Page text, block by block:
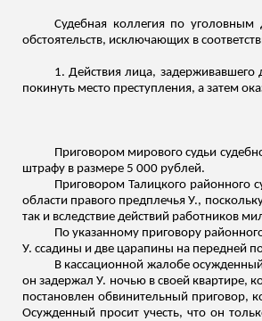
Судебная коллегия по
обстоятельств, исключающих в
1. Действия лица,
покинуть место преступления, а затем
Приговором мирового судьи
штрафу в размере 5 000 рублей.
Приговором Талицкого районного
области правого предплечья У.,
так и вследствие действий работников
По указанному приговору
У. ссадины и две царапины на передней
В кассационной жалобе
он задержал У. ночью в своей квартире,
постановлен обвинительный приговор,
Осужденный просит учесть, что он